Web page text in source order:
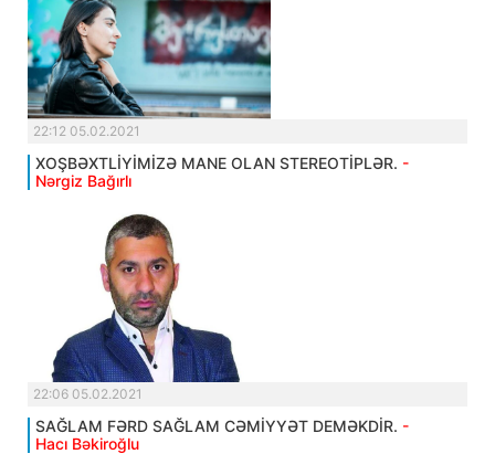
22:12 05.02.2021
XOŞBƏXTLİYİMİZƏ MANE OLAN STEREOTİPLƏR. -
Nərgiz Bağırlı
22:06 05.02.2021
SAĞLAM FƏRD SAĞLAM CƏMİYYƏT DEMƏKDİR. -
Hacı Bəkiroğlu